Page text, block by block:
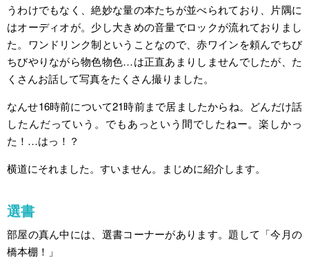
うわけでもなく、絶妙な量の本たちが並べられており、片隅に
はオーディオが。少し大きめの音量でロックが流れておりまし
た。ワンドリンク制ということなので、赤ワインを頼んでちび
ちびやりながら物色物色…は正直あまりしませんでしたが、た
くさんお話して写真をたくさん撮りました。
なんせ16時前について21時前まで居ましたからね。どんだけ話
したんだっていう。でもあっという間でしたねー。楽しかっ
た！…はっ！？
横道にそれました。すいません。まじめに紹介します。
選書
部屋の真ん中には、選書コーナーがあります。題して「今月の
橋本棚！」